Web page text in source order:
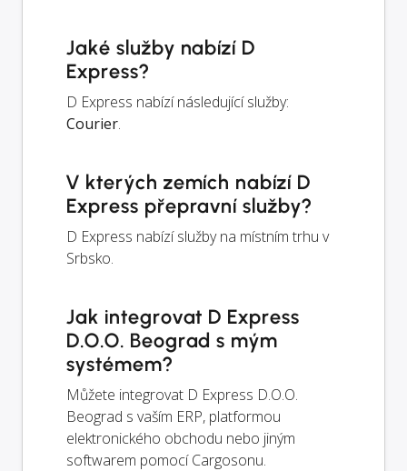
Jaké služby nabízí D
Express?
D Express nabízí následující služby:
Courier.
V kterých zemích nabízí D
Express přepravní služby?
D Express nabízí služby na místním trhu v
Srbsko.
Jak integrovat D Express
D.O.O. Beograd s mým
systémem?
Můžete integrovat D Express D.O.O.
Beograd s vaším ERP, platformou
elektronického obchodu nebo jiným
softwarem pomocí Cargosonu.